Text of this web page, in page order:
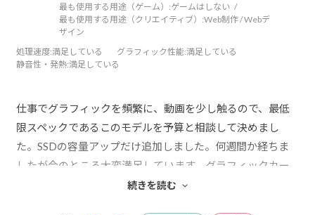
最も使用する用途（ゲーム）:ゲームはしない
最も使用する用途（クリエイティブ）:Web制作 / Webデ
ザイン
処理速度:満足している グラフィック性能:満足している
静音性・発熱:満足している
仕事でグラフィックを頻繁に、動画を少し触るので、最低
限スペックであるこのモデルを予算と相談して決めまし
た。SSDの容量アップだけ追加しました。何週間か経ちま
したが今のところ大変満足しています。グラフィックカー
ドは少し赤みが気になったので調整しましたが、BenQのモ
続きを読む